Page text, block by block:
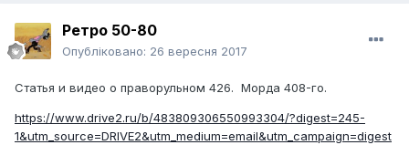
Ретро 50-80
Опубліковано: 26 вересня 2017
Статья и видео о праворульном 426. Морда 408-го.
https://www.drive2.ru/b/483809306550993304/?digest=245-
1&utm_source=DRIVE2&utm_medium=email&utm_campaign=digest